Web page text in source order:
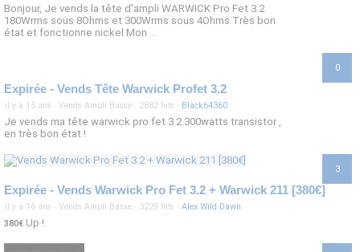
Bonjour, Je vends la tête d'ampli WARWICK Pro Fet 3.2
180Wrms sous 8Ohms et 300Wrms sous 4Ohms Très bon
état et fonctionne nickel Mon ...
0
Expirée - Vends Tête Warwick Profet 3.2
il y a 15 ans · Vends Ampli Basse · 2882 hits · Black64360
Je vends ma tête warwick pro fet 3.2 300watts transistor ,
en très bon état !
3
Expirée - Vends Warwick Pro Fet 3.2 + Warwick 211 [380€]
il y a 16 ans · Vends Ampli Basse · 3229 hits · Alex Wild Dawn
380€ Up !